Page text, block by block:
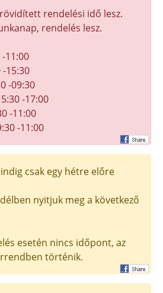
rendelési idő lesz.
rendelés lesz.
11:00
-15:30
-09:30
-17:00
-11:00
-11:00
csak egy hétre előre
nyitjuk meg a következő
esetén nincs időpont, az
történik.